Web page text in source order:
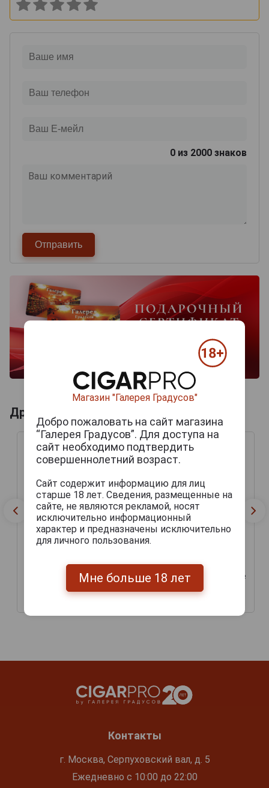
0 из 2000 знаков
Другие продукты бренда KRUSOVICE
Крушовице Черне
тёмное фильтрованное
Крушовице Империал
светлое фильтрованное
Контакты
г. Москва, Серпуховский вал, д. 5
Ежедневно с 10:00 до 22:00
Магазин "Галерея Градусов"
Добро пожаловать на сайт магазина
“Галерея Градусов”. Для доступа на
сайт необходимо подтвердить
совершеннолетний возраст.
Сайт содержит информацию для лиц
старше 18 лет. Сведения, размещенные на
сайте, не являются рекламой, носят
исключительно информационный
характер и предназначены исключительно
для личного пользования.
Мне больше 18 лет